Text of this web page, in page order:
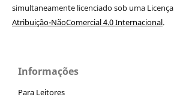
simultaneamente licenciado sob uma Licença
Atribuição-NãoComercial 4.0 Internacional.
Informações
Para Leitores